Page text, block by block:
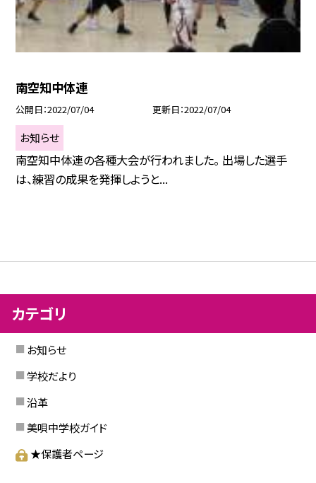
南空知中体連
公開日 2022/07/04 更新日 2022/07/04
お知らせ
南空知中体連の各種大会が行われました。 出場した選手
は、練習の成果を発揮しようと...
カテゴリ
お知らせ
学校だより
沿革
美唄中学校ガイド
★保護者ページ